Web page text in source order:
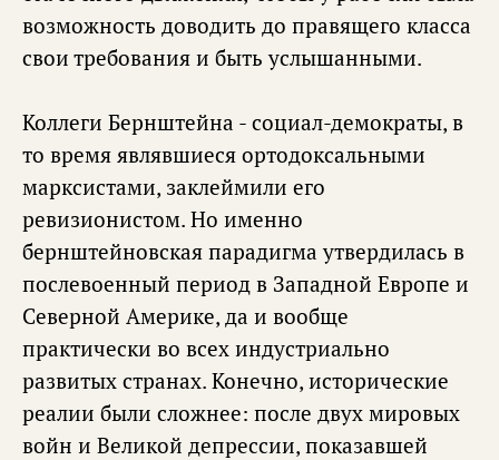
возможность доводить до правящего класса
свои требования и быть услышанными.
Коллеги Бернштейна - социал-демократы, в
то время являвшиеся ортодоксальными
марксистами, заклеймили его
ревизионистом. Но именно
бернштейновская парадигма утвердилась в
послевоенный период в Западной Европе и
Северной Америке, да и вообще
практически во всех индустриально
развитых странах. Конечно, исторические
реалии были сложнее: после двух мировых
войн и Великой депрессии, показавшей